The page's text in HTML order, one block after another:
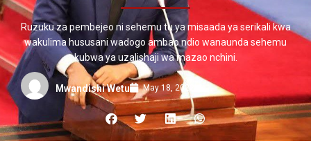
Ruzuku za pembejeo ni sehemu tu ya misaada ya serikali kwa
wakulima hususani wadogo ambao ndio wanaunda sehemu
kubwa ya uzalishaji wa mazao nchini.
Mwandishi Wetu May 18, 2022